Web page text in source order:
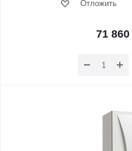
Отложить
71 860